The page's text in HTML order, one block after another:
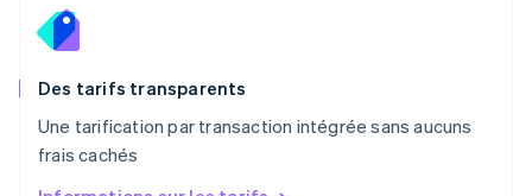
Des tarifs transparents
Une tarification par transaction intégrée sans aucuns
frais cachés
Pays-Bas
Nederlands
English
PortuguêsEnglish
R.A.S. de Hong Kong, Chine
English